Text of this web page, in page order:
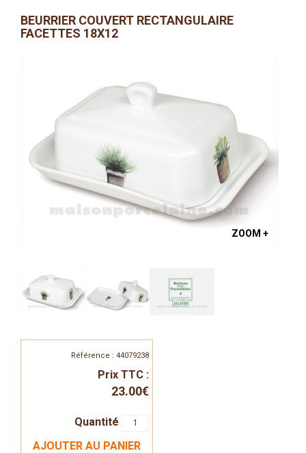
BEURRIER COUVERT RECTANGULAIRE
FACETTES 18X12
ZOOM +
Référence : 44079238
Prix TTC :
23.00€
Quantité
AJOUTER AU PANIER